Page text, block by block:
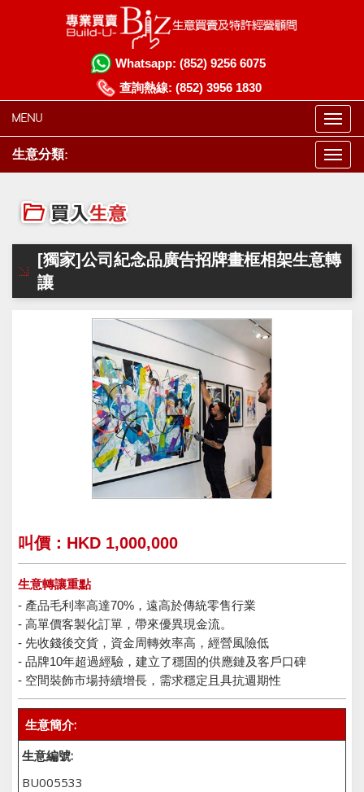
Whatsapp: (852) 9256 6075
查詢熱線: (852) 3956 1830
MENU
生意分類:
[獨家]公司紀念品廣告招牌畫框相架生意轉
讓
叫價：HKD 1,000,000
生意轉讓重點
- 產品毛利率高達70%，遠高於傳統零售行業
- 高單價客製化訂單，帶來優異現金流。
- 先收錢後交貨，資金周轉效率高，經營風險低
- 品牌10年超過經驗，建立了穩固的供應鏈及客戶口碑
- 空間裝飾市場持續增長，需求穩定且具抗週期性
生意簡介:
生意編號:
BU005533